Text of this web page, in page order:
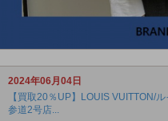
2024年06月04日
【買取20％UP】LOUIS VUITTON/
参道2号店...